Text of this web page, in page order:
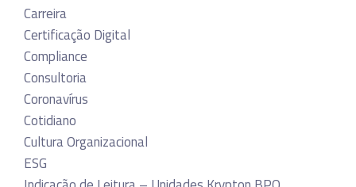
Carreira
Certificação Digital
Compliance
Consultoria
Coronavírus
Cotidiano
Cultura Organizacional
ESG